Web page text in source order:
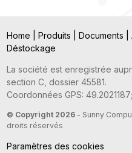
Home Produits Documents
Déstockage
La société est enregistrée
section C, dossier 45581.
Coordonnées GPS:
© Copyright 2026- Sunny
droits réservés
Paramètres des cookies